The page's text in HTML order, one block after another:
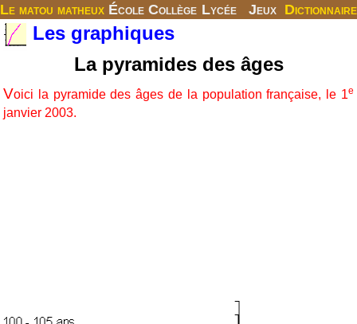
Le matou matheux École Collège Lycée Jeux Dictionnaire
Les graphiques
La pyramides des âges
Voici la pyramide des âges de la population française, le 1e
janvier 2003.